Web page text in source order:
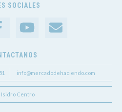
SOCIALES
info@mercadodehaciendo.com
Isidro Centro